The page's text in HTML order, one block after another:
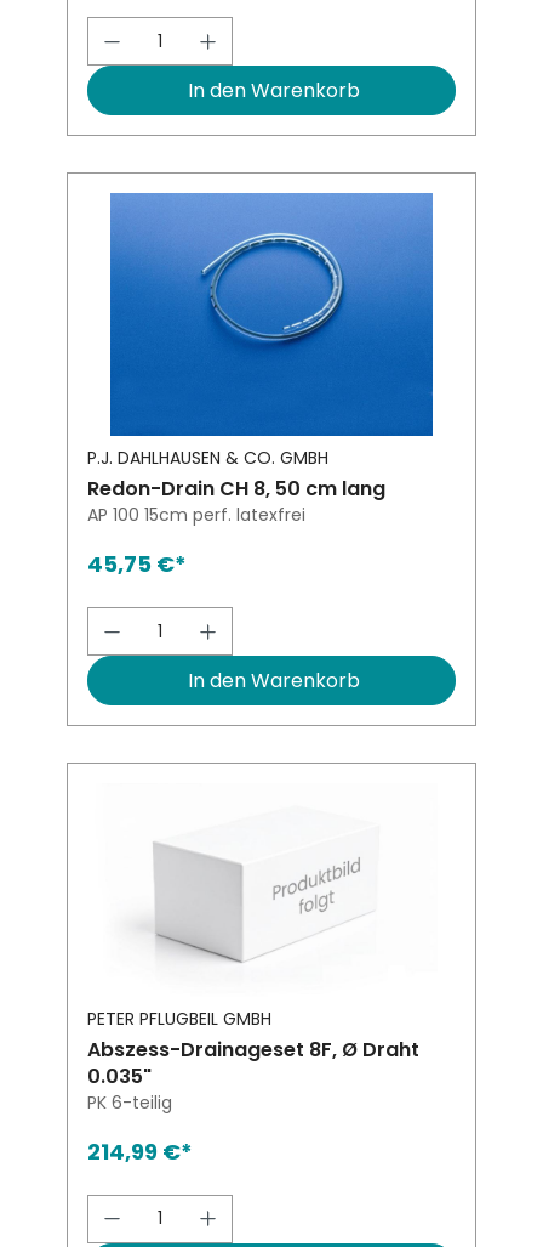
Produkt Anzahl: Gib den
In den Warenkorb
P.J. DAHLHAUSEN & CO. GMBH
Redon-Drain CH 8, 50 cm lang
AP 100 15cm perf. latexfrei
45,75 €*
Produkt Anzahl: Gib den
In den Warenkorb
PETER PFLUGBEIL GMBH
Abszess-Drainageset 8F, Ø Draht
0.035"
PK 6-teilig
214,99 €*
Produkt Anzahl: Gib den